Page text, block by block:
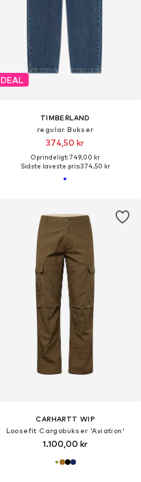
DEAL
TIMBERLAND
regular Bukser
374,50 kr
Oprindeligt: 749,00 kr
Sidste laveste pris:374,50 kr
CARHARTT WIP
Loosefit Cargobukser 'Aviation'
1.100,00 kr